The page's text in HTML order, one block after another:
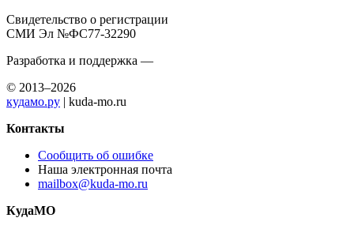
Свидетельство о регистрации
СМИ Эл №ФС77-32290
Разработка и поддержка —
© 2013–2026
кудамо.ру | kuda-mo.ru
Контакты
Сообщить об ошибке
Наша электронная почта
mailbox@kuda-mo.ru
КудаМО